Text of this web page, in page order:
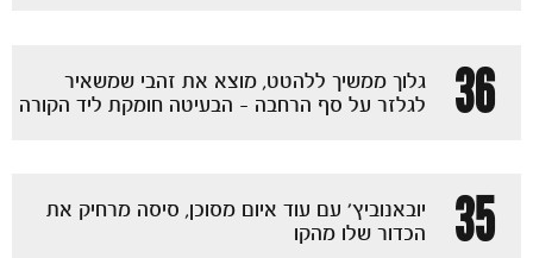
36
גלוך ממשיך ללהטט, מוצא את זהבי שמשאיר
לגלזר על סף הרחבה - הבעיטה חומקת ליד הקורה
35
יובאנוביץ' עם עוד איום מסוכן, סיסה מרחיק את
הכדור שלו מהקו